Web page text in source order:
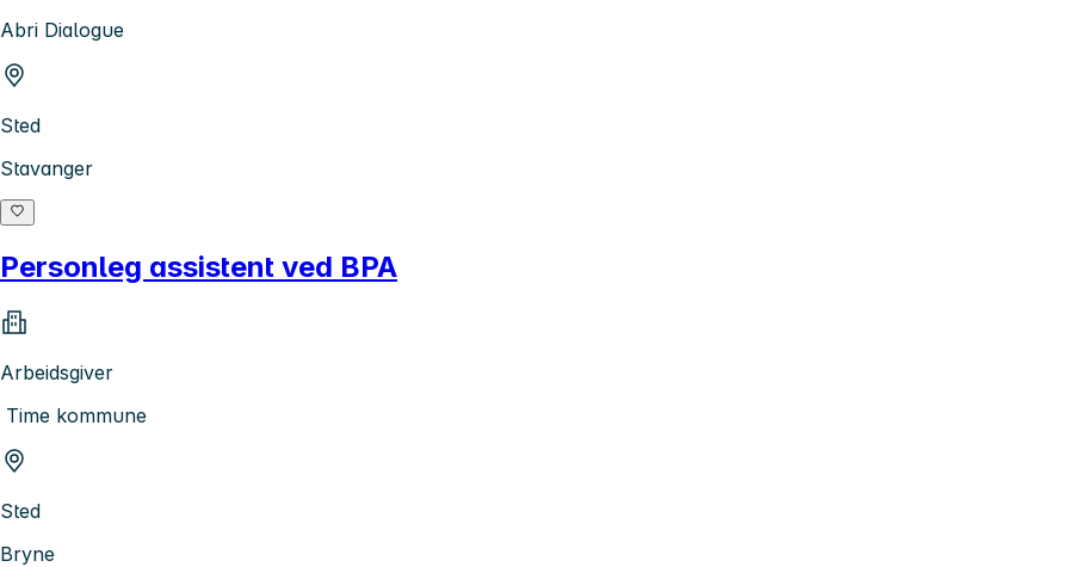
Abri Dialogue
Sted
Stavanger
Personleg assistent ved BPA
Arbeidsgiver
Time kommune
Sted
Bryne